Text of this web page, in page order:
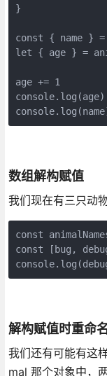
}
const { name } =
let { age } =
age += 1
数组解构赋值
我们现在有三只动
const
const [bug,
解构赋值时重命名
我们还有可能有这
mal 那个对象中，